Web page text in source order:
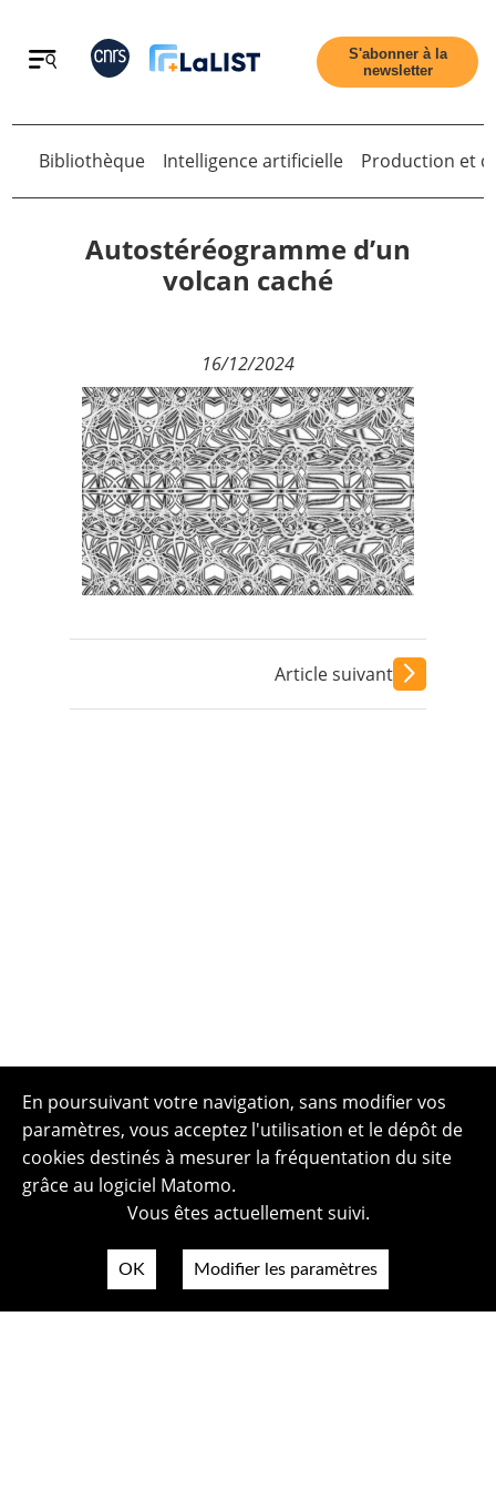
Retour
Tous les articles
Qui sommes nous ?
Contact
Nous suivre
S'abonner à la
newsletter
Bibliothèque
Intelligence artificielle Production et
Autostéréogramme d’un
volcan caché
16/12/2024
Article suivant
En poursuivant votre navigation, sans modifier vos
paramètres, vous acceptez l'utilisation et le dépôt de
cookies destinés à mesurer la fréquentation du site
grâce au logiciel Matomo.
Vous êtes actuellement suivi.
OK Modifier les paramètres